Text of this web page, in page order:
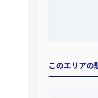
このエリアの